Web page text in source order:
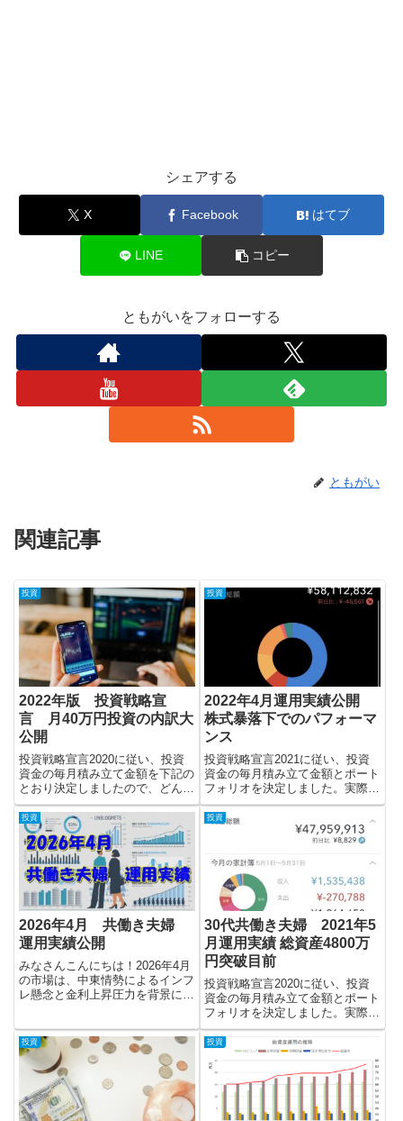
シェアする
X Facebook はてブ
LINE コピー
ともがいをフォローする
ともがい
関連記事
投資
2022年版 投資戦略宣
言 月40万円投資の内訳大
公開
投資戦略宣言2020に従い、投資
資金の毎月積み立て金額を下記の
とおり決定しましたので、どんな
商品に投資するかについて追って
ご紹介いたします。
投資
2022年4月運用実績公開
株式暴落下でのパフォーマ
ンス
投資戦略宣言2021に従い、投資
資金の毎月積み立て金額とポート
フォリオを決定しました。実際の
投資運用実績を毎月報告していき
たいと思います。
投資
2026年4月 共働き夫婦
運用実績公開
みなさんこんにちは！2026年4月
の市場は、中東情勢によるインフ
レ懸念と金利上昇圧力を背景に不
し、主要指数は高値圏を回復しま
した。為替は円安進行後にGWに
突入した月末に介入観測で急...
投資
30代共働き夫婦 2021年5
月運用実績 総資産4800万
円突破目前
投資戦略宣言2020に従い、投資
資金の毎月積み立て金額とポート
フォリオを決定しました。実際の
投資運用実績を毎月報告していき
たいと思います。
投資 投資